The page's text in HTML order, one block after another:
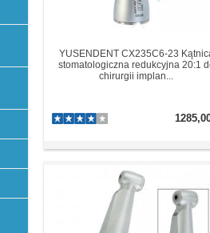
YUSENDENT CX235C6-23
stomatologiczna redukcyjna 20:1
chirurgii implan...